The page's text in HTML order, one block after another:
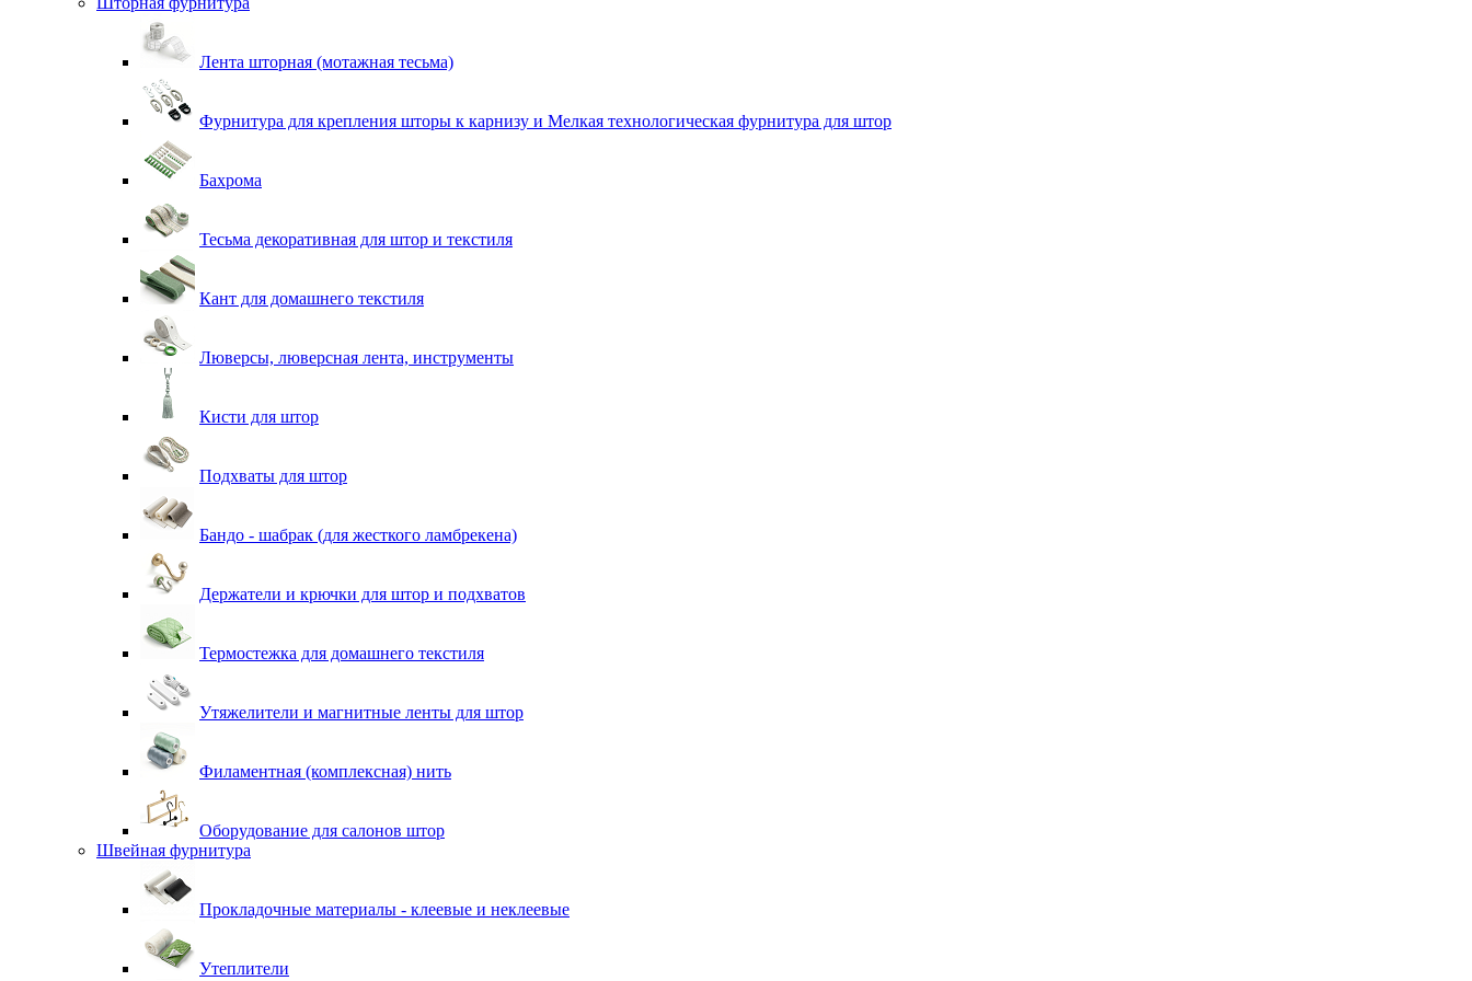
Лента шторная (мотажная тесьма)
Фурнитура для крепления шторы к карнизу и Мелкая технологическая фурнитура для штор
Бахрома
Тесьма декоративная для штор и текстиля
Кант для домашнего текстиля
Люверсы, люверсная лента, инструменты
Кисти для штор
Подхваты для штор
Бандо - шабрак (для жесткого ламбрекена)
Держатели и крючки для штор и подхватов
Термостежка для домашнего текстиля
Утяжелители и магнитные ленты для штор
Филаментная (комплексная) нить
Оборудование для салонов штор
Швейная фурнитура
Прокладочные материалы - клеевые и неклеевые
Утеплители